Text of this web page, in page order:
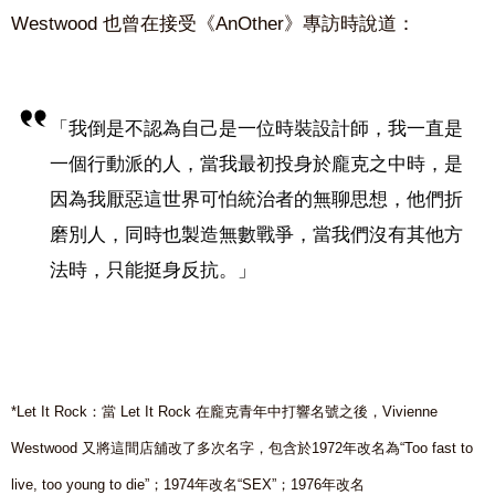
Westwood 也曾在接受《AnOther》專訪時說道：
「我倒是不認為自己是一位時裝設計師，我一直是
一個行動派的人，當我最初投身於龐克之中時，是
因為我厭惡這世界可怕統治者的無聊思想，他們折
磨別人，同時也製造無數戰爭，當我們沒有其他方
法時，只能挺身反抗。」
*Let It Rock：當 Let It Rock 在龐克青年中打響名號之後，Vivienne
Westwood 又將這間店舖改了多次名字，包含於1972年改名為“Too fast to
live, too young to die”；1974年改名“SEX”；1976年改名